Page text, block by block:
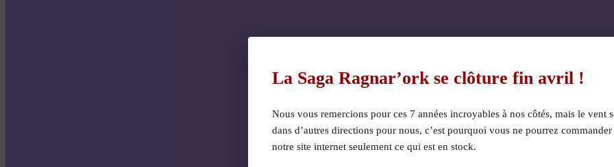
La Saga Ragnar’ork se clôture fin avril !
Nous vous remercions pour ces 7 années incroyables à nos côtés, mais le vent
dans d’autres directions pour nous, c’est pourquoi vous ne pourrez
notre site internet seulement ce qui est en stock.